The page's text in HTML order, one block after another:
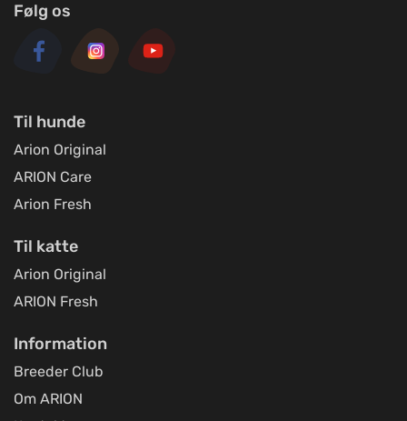
Følg os
Til hunde
Arion Original
ARION Care
Arion Fresh
Til katte
Arion Original
ARION Fresh
Information
Breeder Club
Om ARION